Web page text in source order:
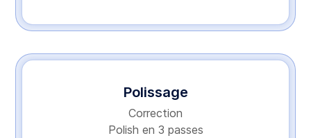
Polissage
Correction
Polish en 3 passes